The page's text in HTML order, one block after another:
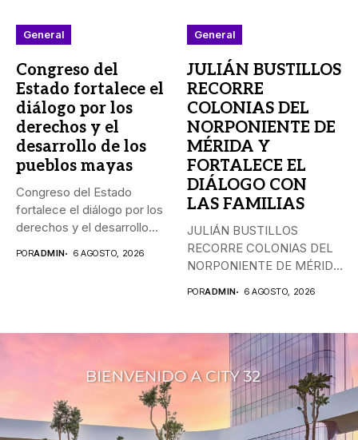
General
Congreso del
Estado fortalece el
diálogo por los
derechos y el
desarrollo de los
pueblos mayas
Congreso del Estado
fortalece el diálogo por los
derechos y el desarrollo...
PORADMIN 6 AGOSTO, 2026
General
JULIÁN BUSTILLOS
RECORRE
COLONIAS DEL
NORPONIENTE DE
MÉRIDA Y
FORTALECE EL
DIÁLOGO CON
LAS FAMILIAS
JULIÁN BUSTILLOS
RECORRE COLONIAS DEL
NORPONIENTE DE MÉRIDA
PORADMIN 6 AGOSTO, 2026